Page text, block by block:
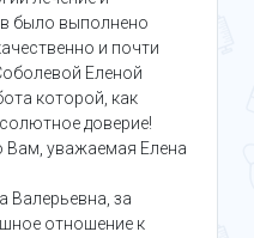
было выполнено
и почти
Еленой
которой, как
доверие!
Вам, уважаемая Елена
Валерьевна, за
отношение к